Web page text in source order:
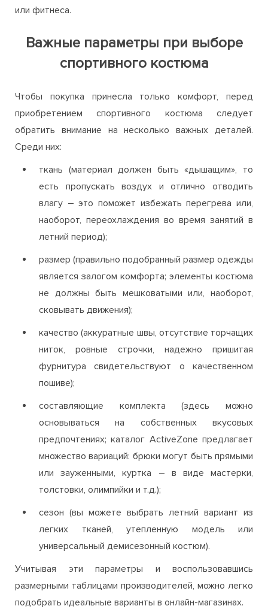
или фитнеса.
Важные параметры при выборе
спортивного костюма
Чтобы покупка принесла только комфорт, перед
приобретением спортивного костюма следует
обратить внимание на несколько важных деталей.
Среди них:
ткань (материал должен быть «дышащим», то
есть пропускать воздух и отлично отводить
влагу – это поможет избежать перегрева или,
наоборот, переохлаждения во время занятий в
летний период);
размер (правильно подобранный размер одежды
является залогом комфорта; элементы костюма
не должны быть мешковатыми или, наоборот,
сковывать движения);
качество (аккуратные швы, отсутствие торчащих
ниток, ровные строчки, надежно пришитая
фурнитура свидетельствуют о качественном
пошиве);
составляющие комплекта (здесь можно
основываться на собственных вкусовых
предпочтениях; каталог ActiveZone предлагает
множество вариаций: брюки могут быть прямыми
или зауженными, куртка – в виде мастерки,
толстовки, олимпийки и т.д.);
сезон (вы можете выбрать летний вариант из
легких тканей, утепленную модель или
универсальный демисезонный костюм).
Учитывая эти параметры и воспользовавшись
размерными таблицами производителей, можно легко
подобрать идеальные варианты в онлайн-магазинах.